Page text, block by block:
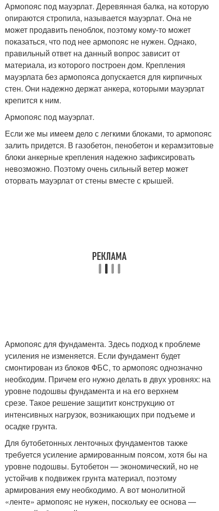
Армопояс под мауэрлат. Деревянная балка, на которую
опираются стропила, называется мауэрлат. Она не
может продавить пеноблок, поэтому кому-то может
показаться, что под нее армопояс не нужен. Однако,
правильный ответ на данный вопрос зависит от
материала, из которого построен дом. Крепления
мауэрлата без армопояса допускается для кирпичных
стен. Они надежно держат анкера, которыми мауэрлат
крепится к ним.
Армопояс под мауэрлат.
Если же мы имеем дело с легкими блоками, то армопояс
залить придется. В газобетон, пенобетон и керамзитовые
блоки анкерные крепления надежно зафиксировать
невозможно. Поэтому очень сильный ветер может
оторвать мауэрлат от стены вместе с крышей.
Армопояс для фундамента. Здесь подход к проблеме
усиления не изменяется. Если фундамент будет
смонтирован из блоков ФБС, то армопояс однозначно
необходим. Причем его нужно делать в двух уровнях: на
уровне подошвы фундамента и на его верхнем
срезе. Такое решение защитит конструкцию от
интенсивных нагрузок, возникающих при подъеме и
осадке грунта.
Для бутобетонных ленточных фундаментов также
требуется усиление армированным поясом, хотя бы на
уровне подошвы. Бутобетон — экономический, но не
устойчив к подвижек грунта материал, поэтому
армирования ему необходимо. А вот монолитной
«ленте» армопояс не нужен, поскольку ее основа —